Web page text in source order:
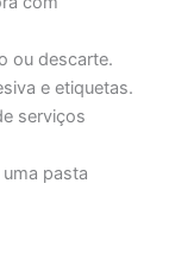
ou descarte.
e etiquetas.
serviços
pasta